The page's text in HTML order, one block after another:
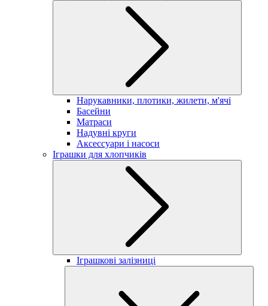
Нарукавники, плотики, жилети, м'ячі
Басейни
Матраси
Надувні круги
Аксессуари і насоси
Іграшки для хлопчиків
Іграшкові залізниці